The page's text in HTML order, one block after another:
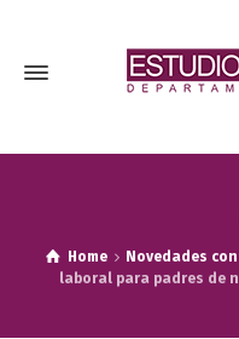
Home Novedades
laboral para padres de